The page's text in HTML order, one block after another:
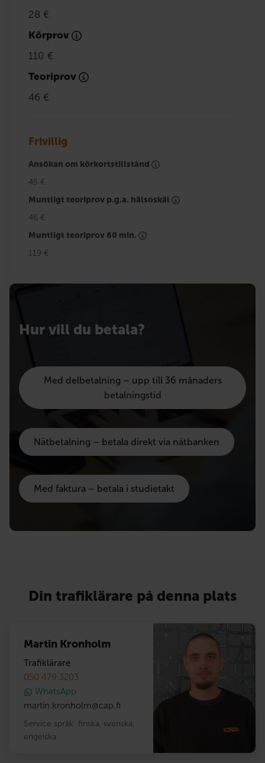
28 €
Körprov
110 €
Teoriprov
46 €
Frivillig
Ansökan om körkortstillstånd
45 €
Muntligt teoriprov p.g.a. hälsoskäl
46 €
Muntligt teoriprov 60 min.
119 €
Hur vill du betala?
Med delbetalning – upp till 36 månaders
betalningstid
Nätbetalning – betala direkt via nätbanken
Med faktura – betala i studietakt
Din trafiklärare på denna plats
Martin Kronholm
Trafiklärare
050 479 3203
WhatsApp
martin.kronholm@cap.fi
Service språk: finska, svenska,
engelska